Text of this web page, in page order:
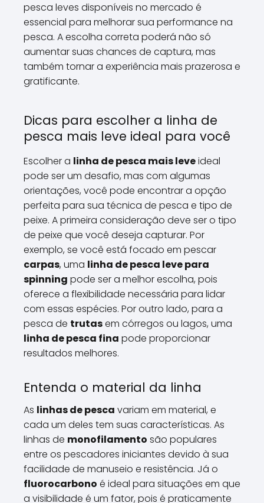
pesca leves disponíveis no mercado é
essencial para melhorar sua performance na
pesca. A escolha correta poderá não só
aumentar suas chances de captura, mas
também tornar a experiência mais prazerosa e
gratificante.
Dicas para escolher a linha de
pesca mais leve ideal para você
Escolher a linha de pesca mais leveideal
pode ser um desafio, mas com algumas
orientações, você pode encontrar a opção
perfeita para sua técnica de pesca e tipo de
peixe. A primeira consideração deve ser o tipo
de peixe que você deseja capturar. Por
exemplo, se você está focado em pescar
carpas, uma linha de pesca leve para
spinning pode ser a melhor escolha, pois
oferece a flexibilidade necessária para lidar
com essas espécies. Por outro lado, para a
pesca de trutasem córregos ou lagos, uma
linha de pesca fina pode proporcionar
resultados melhores.
Entenda o material da linha
As linhas de pesca variam em material, e
cada um deles tem suas características. As
linhas de monofilamento são populares
entre os pescadores iniciantes devido à sua
facilidade de manuseio e resistência. Já o
fluorocarbono é ideal para situações em que
a visibilidade é um fator, pois é praticamente